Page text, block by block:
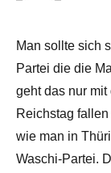
Man sollte sich
Partei die die
geht das nur
Reichstag
wie man in
Waschi-Partei.